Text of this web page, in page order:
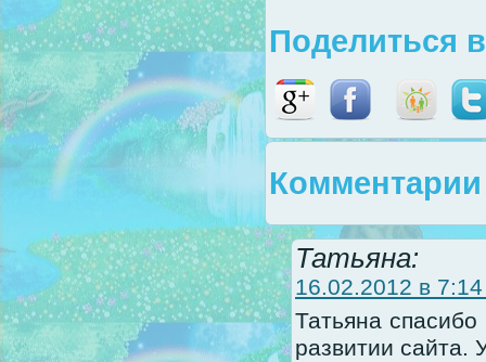
Поделиться
Комментарии
Татьяна:
16.02.2012 в
Татьяна
развитии сайта.